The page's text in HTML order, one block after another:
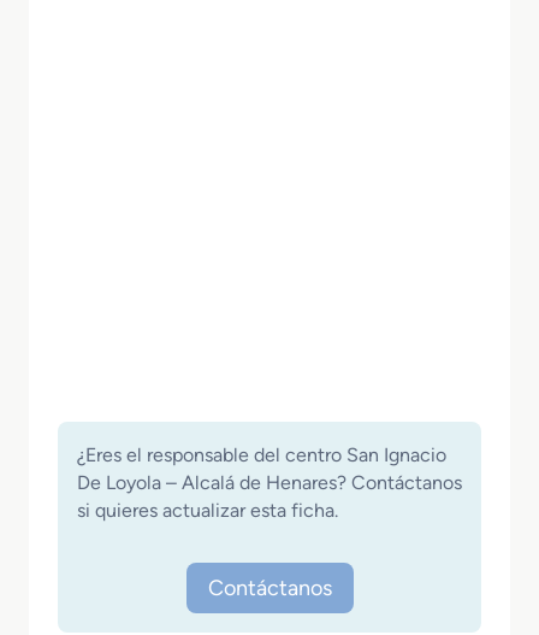
¿Eres el responsable del centro San Ignacio
De Loyola – Alcalá de Henares? Contáctanos
si quieres actualizar esta ficha.
Contáctanos